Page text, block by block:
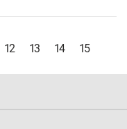
12 13 14 15